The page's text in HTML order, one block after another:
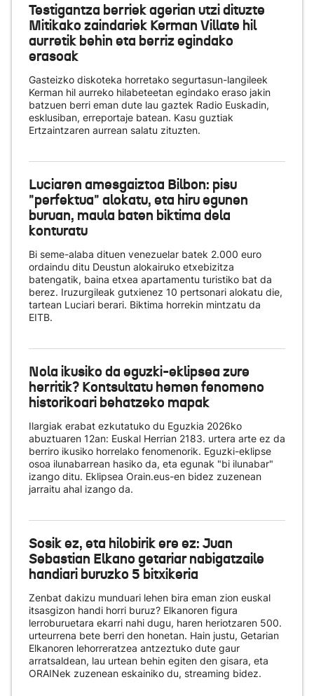
Testigantza berriek agerian utzi dituzte
Mitikako zaindariek Kerman Villate hil
aurretik behin eta berriz egindako
erasoak
Gasteizko diskoteka horretako segurtasun-langileek
Kerman hil aurreko hilabeteetan egindako eraso jakin
batzuen berri eman dute lau gaztek Radio Euskadin,
esklusiban, erreportaje batean. Kasu guztiak
Ertzaintzaren aurrean salatu zituzten.
Luciaren amesgaiztoa Bilbon: pisu
"perfektua" alokatu, eta hiru egunen
buruan, maula baten biktima dela
konturatu
Bi seme-alaba dituen venezuelar batek 2.000 euro
ordaindu ditu Deustun alokairuko etxebizitza
batengatik, baina etxea apartamentu turistiko bat da
berez. Iruzurgileak gutxienez 10 pertsonari alokatu die,
tartean Luciari berari. Biktima horrekin mintzatu da
EITB.
Nola ikusiko da eguzki-eklipsea zure
herritik? Kontsultatu hemen fenomeno
historikoari behatzeko mapak
Ilargiak erabat ezkutatuko du Eguzkia 2026ko
abuztuaren 12an: Euskal Herrian 2183. urtera arte ez da
berriro ikusiko horrelako fenomenorik. Eguzki-eklipse
osoa ilunabarrean hasiko da, eta egunak "bi ilunabar"
izango ditu. Eklipsea Orain.eus-en bidez zuzenean
jarraitu ahal izango da.
Sosik ez, eta hilobirik ere ez: Juan
Sebastian Elkano getariar nabigatzaile
handiari buruzko 5 bitxikeria
Zenbat dakizu munduari lehen bira eman zion euskal
itsasgizon handi horri buruz? Elkanoren figura
lerroburuetara ekarri nahi dugu, haren heriotzaren 500.
urteurrena bete berri den honetan. Hain justu, Getarian
Elkanoren lehorreratzea antzeztuko dute gaur
arratsaldean, lau urtean behin egiten den gisara, eta
ORAINek zuzenean eskainiko du, streaming bidez.